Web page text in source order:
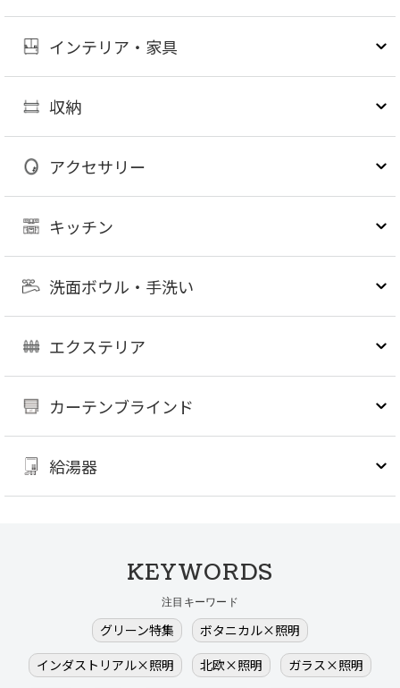
インテリア・家具
収納
アクセサリー
キッチン
洗面ボウル・手洗い
エクステリア
カーテンブラインド
給湯器
KEYWORDS
注目キーワード
グリーン特集
ボタニカル×照明
インダストリアル×照明
北欧×照明
ガラス×照明